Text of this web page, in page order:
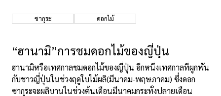
ซากุระ ดอกไม้
“ฮานามิ”การชมดอกไม้ของญี่ปุ่น
ฮานามิหรือเทศกาลชมดอกไม้ของญี่ปุ่น อีกหนึ่งเทศกาลที่ผูกพัน
กับชาวญี่ปุ่นในช่วงฤดูใบไม้ผลิ(มีนาคม-พฤษภาคม) ซึ่งดอก
ซากุระจะผลิบานในช่วงต้นเดือนมีนาคมกระทั่งปลายเดือน